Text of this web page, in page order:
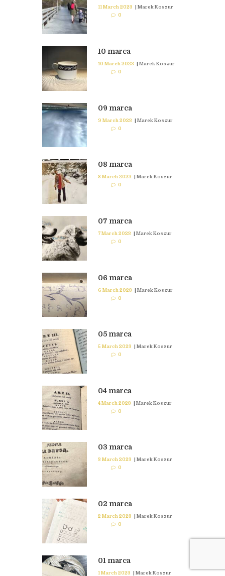
11 March 2023
Marek Koszur
0
10 marca
10 March 2023 | Marek Koszur
0
09 marca
9 March 2023 | Marek Koszur
0
08 marca
8 March 2023 | Marek Koszur
0
07 marca
7 March 2023 | Marek Koszur
0
06 marca
6 March 2023 | Marek Koszur
0
05 marca
5 March 2023 | Marek Koszur
0
04 marca
4 March 2023 | Marek Koszur
0
03 marca
3 March 2023
Marek Koszur
0
02 marca
2 March 2023 | Marek Koszur
0
01 marca
1 March 2023 | Marek Koszur